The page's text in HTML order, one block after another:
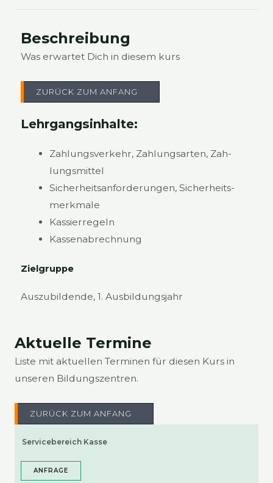
Beschrei­bung
Was erwar­tet Dich in die­sem kurs
ZURÜCK ZUM ANFANG
Lehr­gangs­in­hal­te:
Zah­lungs­ver­kehr, Zah­lungs­ar­ten, Zah­
lungs­mit­tel
Sicher­heits­an­for­de­run­gen, Sicher­heits­
merk­ma­le
Kas­sier­re­geln
Kas­sen­ab­rech­nung
Ziel­grup­pe
Aus­zu­bil­den­de, 1. Aus­bil­dungs­jahr
Aktu­el­le Ter­mi­ne
Lis­te mit aktu­el­len Ter­mi­nen für die­sen Kurs in
unse­ren Bil­dungs­zen­tren.
ZURÜCK ZUM ANFANG
Ser­vice­be­reich Kas­se
ANFRA­GE